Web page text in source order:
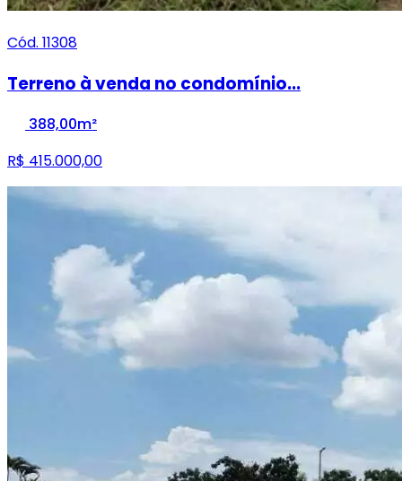
Cód. 11308
Terreno à venda no condomínio...
388,00m²
R$ 415.000,00